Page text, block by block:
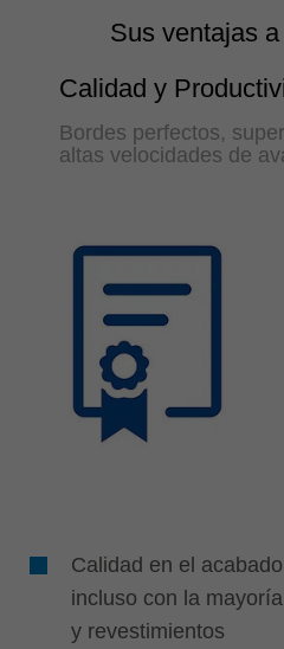
Sus ventajas
Calidad y
Bordes perfectos,
altas velocidades de
Calidad en el
incluso con la
y revestimientos